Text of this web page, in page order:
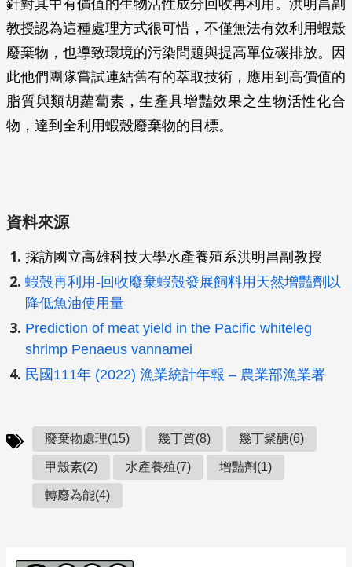
針對其中有價值的生物活性成分回收再利用。洪明昌副
教授認為這種處理方式很可惜，不僅無法有效利用蝦殼
廢棄物，也導致環境的污染問題與提高單位碳排放。因
此他們團隊嘗試連結舊有的萃取技術，應用到高價值的
脂質與類胡蘿蔔素，生產具增豔效果之生物活性化合
物，達到全利用蝦殼廢棄物的目標。
資料來源
採訪國立高雄科技大學水產養殖系洪明昌副教授
蝦殼再利用-回收廢棄蝦殼發展飼料用天然增豔劑以
降低魚油使用量
Prediction of meat yield in the Pacific whiteleg
shrimp Penaeus vannamei
民國111年 (2022) 漁業統計年報 – 農業部漁業署
廢棄物處理(15) 幾丁質(8) 幾丁聚醣(6)
甲殼素(2) 水產養殖(7) 增豔劑(1)
轉廢為能(4)